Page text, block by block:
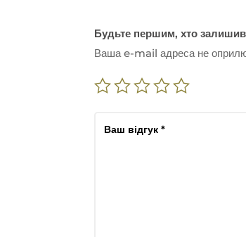
Будьте першим, хто
Ваша e-mail адреса не